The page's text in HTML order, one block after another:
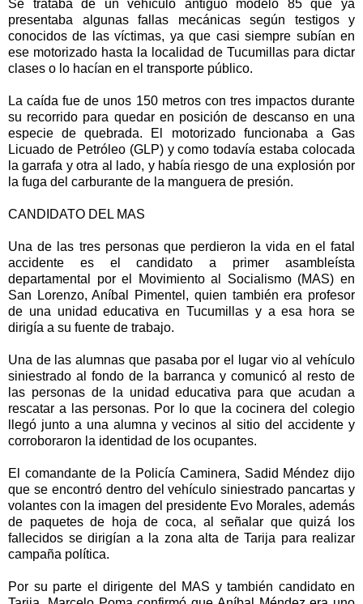
Se trataba de un vehículo antiguo modelo 85 que ya
presentaba algunas fallas mecánicas según testigos y
conocidos de las víctimas, ya que casi siempre subían en
ese motorizado hasta la localidad de Tucumillas para dictar
clases o lo hacían en el transporte público.
La caída fue de unos 150 metros con tres impactos durante
su recorrido para quedar en posición de descanso en una
especie de quebrada. El motorizado funcionaba a Gas
Licuado de Petróleo (GLP) y como todavía estaba colocada
la garrafa y otra al lado, y había riesgo de una explosión por
la fuga del carburante de la manguera de presión.
CANDIDATO DEL MAS
Una de las tres personas que perdieron la vida en el fatal
accidente es el candidato a primer asambleísta
departamental por el Movimiento al Socialismo (MAS) en
San Lorenzo, Aníbal Pimentel, quien también era profesor
de una unidad educativa en Tucumillas y a esa hora se
dirigía a su fuente de trabajo.
Una de las alumnas que pasaba por el lugar vio al vehículo
siniestrado al fondo de la barranca y comunicó al resto de
las personas de la unidad educativa para que acudan a
rescatar a las personas. Por lo que la cocinera del colegio
llegó junto a una alumna y vecinos al sitio del accidente y
corroboraron la identidad de los ocupantes.
El comandante de la Policía Caminera, Sadid Méndez dijo
que se encontró dentro del vehículo siniestrado pancartas y
volantes con la imagen del presidente Evo Morales, además
de paquetes de hoja de coca, al señalar que quizá los
fallecidos se dirigían a la zona alta de Tarija para realizar
campaña política.
Por su parte el dirigente del MAS y también candidato en